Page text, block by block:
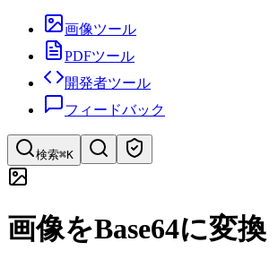
画像ツール
PDFツール
開発者ツール
フィードバック
検索⌘K
ツールを素早く検索
画像をBase64に変換